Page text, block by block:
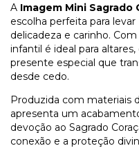
A Imagem Mini
escolha perfeita para levar
delicadeza e carinho.
infantil é ideal para
presente especial que
desde cedo.
Produzida com materiais
apresenta um
devoção ao Sagrado
conexão e a proteção